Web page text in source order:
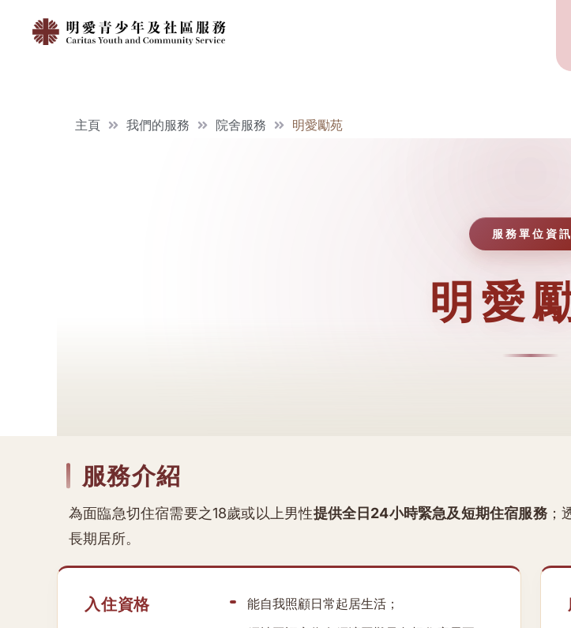
主頁 我們的服務 院舍服務 明愛勵苑
服務單位資訊
明愛
服務介紹
為面臨急切住宿需要之18歲或以上男性提供全日24小時緊急及短期住宿服務；
長期居所。
入住資格
能自我照顧日常起居生活；